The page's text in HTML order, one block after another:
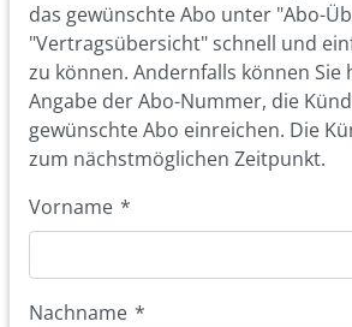
das gewünschte Abo unter "Abo-
"Vertragsübersicht" schnell und
zu können. Andernfalls können Sie
Angabe der Abo-Nummer, die
gewünschte Abo einreichen. Die
zum nächstmöglichen Zeitpunkt.
Vorname *
Nachname *